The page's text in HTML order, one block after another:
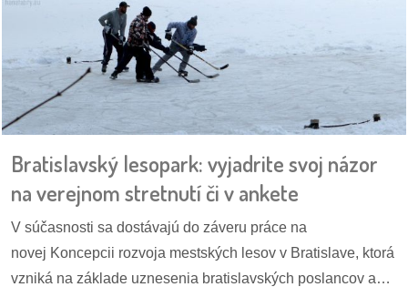
konania
stavebné
konania
pripomienkové
konania
prax
práca
Bratislavský lesopark: vyjadrite svoj názor
na verejnom stretnutí či v ankete
V súčasnosti sa dostávajú do záveru práce na
novej Koncepcii rozvoja mestských lesov v Bratislave, ktorá
vzniká na základe uznesenia bratislavských poslancov a…